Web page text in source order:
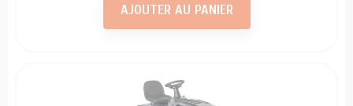
AJOUTER AU PANIER